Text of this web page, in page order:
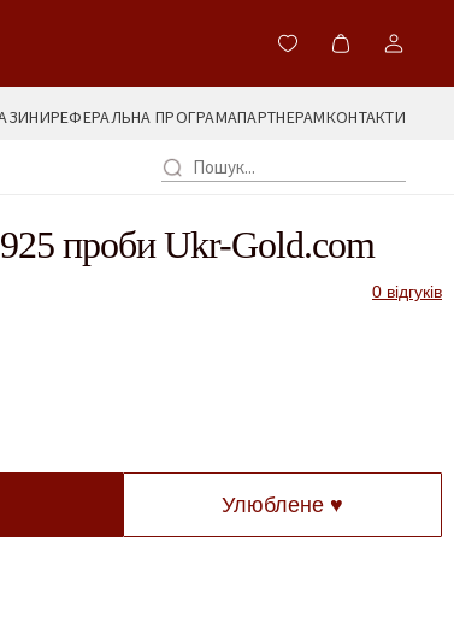
РЕФЕРАЛЬНА ПРОГРАМАПАРТНЕРАМКОНТАКТИ
проби Ukr-Gold.com
0 відгуків
Улюблене ♥